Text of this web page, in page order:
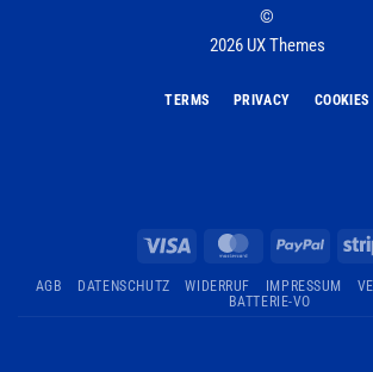
©
2026 UX Themes
TERMS PRIVACY COOKIES
MasterCardPayPal
AGB DATENSCHUTZ WIDERRUF IMPRESSUM
BATTERIE-VO